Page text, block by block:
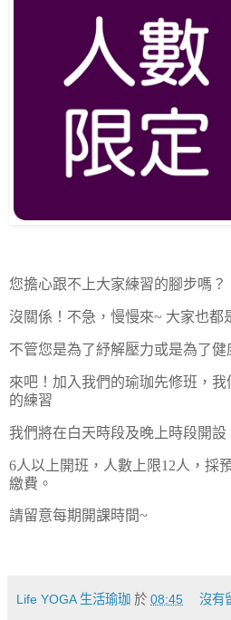
您擔心跟不上大家練習的腳步嗎？
沒關係！不急，慢慢來~ 大家也都
不管您是為了紓解壓力或是為了健
來吧！加入我們的瑜珈先修班，
的練習
我們將在白天時段及晚上時段開設
6人以上開班，人數上限12人，採
繳費。
請留意每期開課時間~
Life YOGA 生活瑜珈 於 08:45 沒有